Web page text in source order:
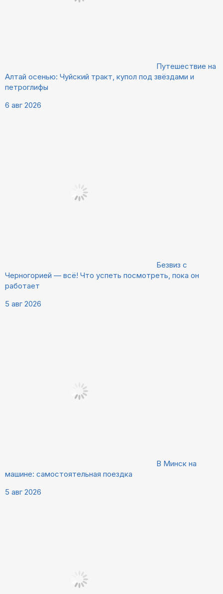
Путешествие на
Алтай осенью: Чуйский тракт, купол под звёздами и
петроглифы
6 авг 2026
Безвиз с
Черногорией — всё! Что успеть посмотреть, пока он
работает
5 авг 2026
В Минск на
машине: самостоятельная поездка
5 авг 2026